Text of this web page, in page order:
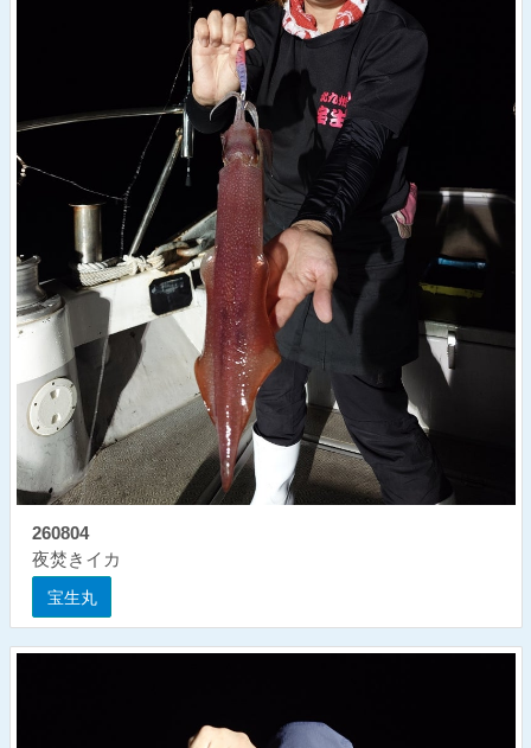
260804
夜焚きイカ
宝生丸